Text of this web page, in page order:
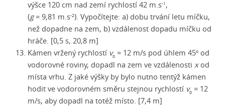
výšce 120 cm nad zemí rychlostí 42 m.s-1 ,
(g= 9,81 m.s-2). Vypočítejte: a) dobu trvání letu míčku,
než dopadne na zem, b) vzdálenost dopadu míčku od
hráče. [0,5 s, 20,8 m]
Kámen vržený rychlostí v0 = 12 m/s pod úhlem 45o od
vodorovné roviny, dopadl na zem ve vzdálenosti xod
místa vrhu. Z jaké výšky by bylo nutno tentýž kámen
hodit ve vodorovném směru stejnou rychlostí v0 = 12
m/s, aby dopadl na totéž místo. [7,4 m]